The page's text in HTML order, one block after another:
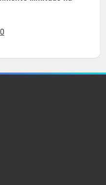
R$ 29,90.
O
atual
é: